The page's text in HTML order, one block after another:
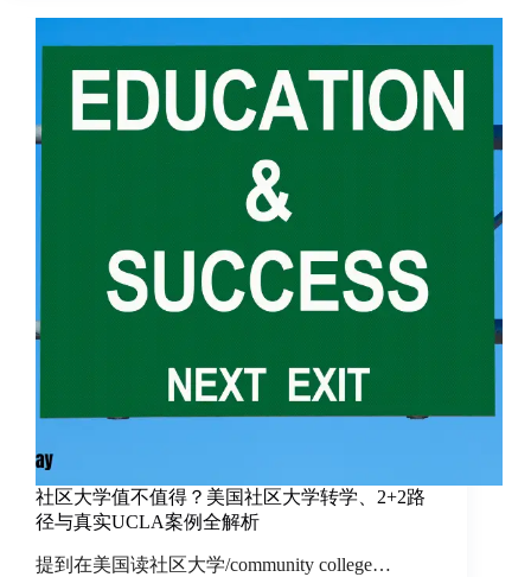
社区大学值不值得？美国社区大学转学、2+2路
径与真实UCLA案例全解析
提到在美国读社区大学/community college…